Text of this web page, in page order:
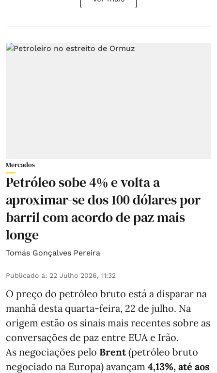
Mercados
Petróleo sobe 4% e volta a
aproximar-se dos 100 dólares por
barril com acordo de paz mais
longe
Tomás Gonçalves Pereira
Publicado a: 22 Julho 2026, 11:32
O preço do petróleo bruto está a disparar na
manhã desta quarta-feira, 22 de julho. Na
origem estão os sinais mais recentes sobre as
conversações de paz entre EUA e Irão.
As negociações pelo Brent(petróleo bruto
negociado na Europa) avançam 4,13%, até aos